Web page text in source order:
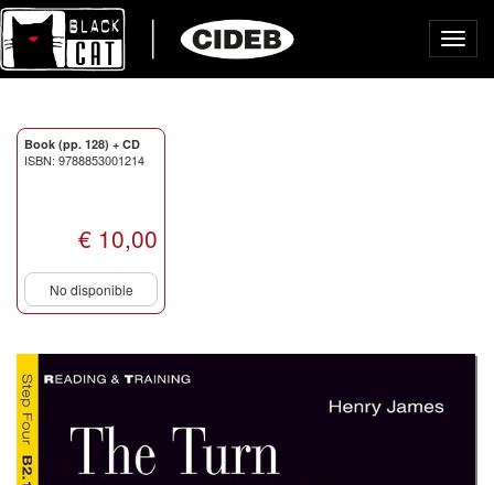
Book (pp. 128) + CD
ISBN: 9788853001214
€ 10,00
No disponible